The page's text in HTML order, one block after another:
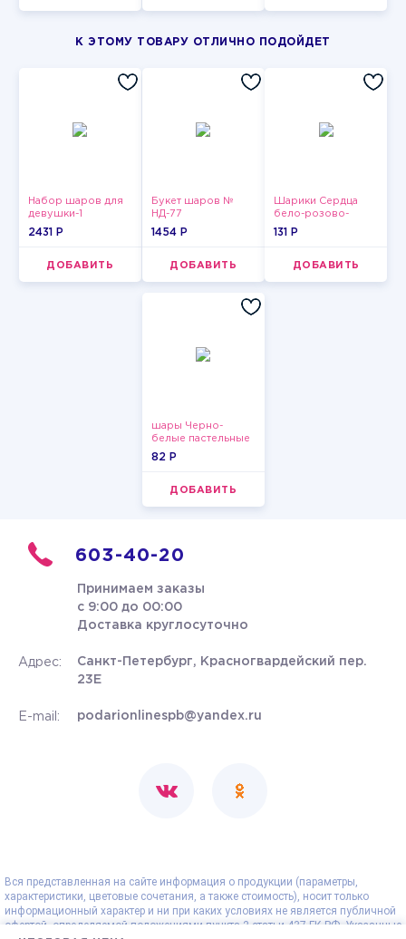
К ЭТОМУ ТОВАРУ ОТЛИЧНО ПОДОЙДЕТ
Набор шаров для
девушки-1
2431 P
ДОБАВИТЬ
Букет шаров №
НД-77
1454 P
ДОБАВИТЬ
Шарики Сердца
бело-розово-
красные
131 P
ДОБАВИТЬ
шары Черно-
белые пастельные
82 P
ДОБАВИТЬ
603-40-20
Принимаем заказы
с 9:00 до 00:00
Доставка круглосуточно
Адрес:
Санкт-Петербург, Красногвардейский пер.
23Е
E-mail: podarionlinespb@yandex.ru
Вся представленная на сайте информация о продукции (параметры,
характеристики, цветовые сочетания, а также стоимость), носит только
информационный характер и ни при каких условиях не является публичной
офертой, определяемой положениями пункта 2 статьи 437 ГК РФ. Указанные